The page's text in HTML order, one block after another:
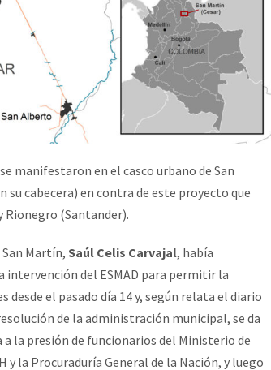
manifestaron en el casco urbano de San
su cabecera) en contra de este proyecto que
Rionegro (Santander).
Martín, Saúl Celis Carvajal, había
intervención del ESMAD para permitir la
desde el pasado día 14 y, según relata el diario
de la administración municipal, se da
a la presión de funcionarios del Ministerio de
y la Procuraduría General de la Nación, y luego